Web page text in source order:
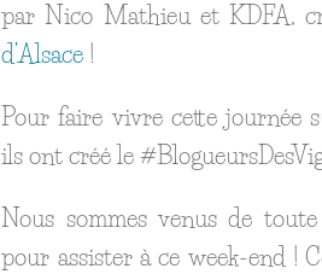
par Nico Mathieu et KDFA,
d’Alsace !
Pour faire vivre cette journée
ils ont créé le
Nous sommes venus de
pour assister à ce week-end !